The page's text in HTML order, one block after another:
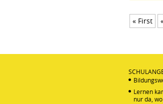
« First
Lernen
nur da,